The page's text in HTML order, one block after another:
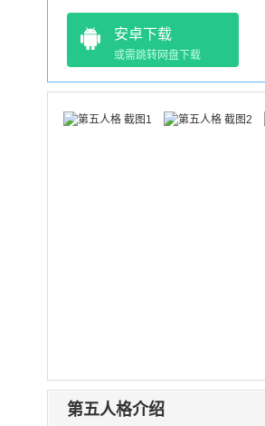
安卓下载
或需跳转网盘下载
第五人格介绍